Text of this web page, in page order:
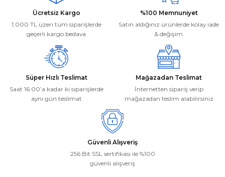
Ürün bilgilerinde hatalar bulunuyor.
Ürün fiyatı diğer sitelerden daha pahalı.
Bu ürüne benzer farklı alternatifler olmalı.
Deneyimini Paylaş
Ücretsiz Kargo
1.000 TL üzeri tüm siparişlerde
geçerli kargo bedava
%100 Memnuniyet
Satın aldığınız ürünlerde kolay iade
& değişim
Süper Hızlı Teslimat
Saat 16:00’a kadar ki siparişlerde
aynı gün teslimat
Mağazadan Teslimat
İnternetten sipariş verip
mağazadan teslim alabilirsiniz
Güvenli Alışveriş
256 Bit SSL sertifikası ile %100
güvenli alışveriş